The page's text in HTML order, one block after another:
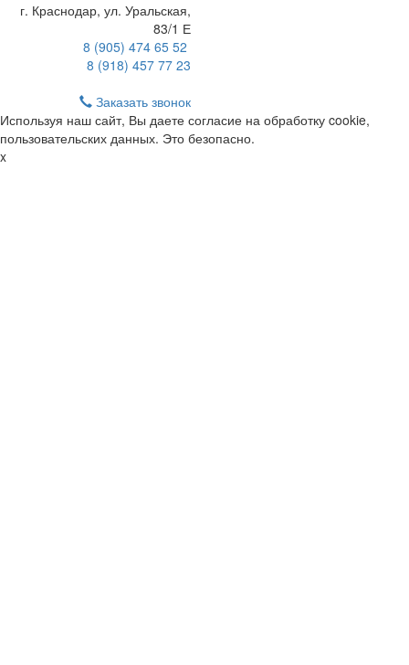
г. Краснодар, ул. Уральская,
83/1 Е
8 (905) 474 65 52
8 (918) 457 77 23
Заказать звонок
Используя наш сайт, Вы даете согласие на обработку cookie,
пользовательских данных. Это безопасно.
x